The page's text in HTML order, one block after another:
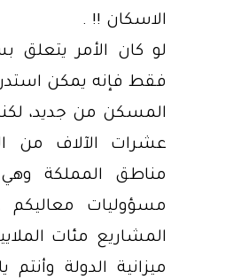
الاسكان !! .
لو كان الأمر
فقط فإنه يمكن
المسكن من جديد،
عشرات الآلاف من
مناطق المملكة وهي
مسؤوليات
المشاريع مئات
ميزانية الدولة